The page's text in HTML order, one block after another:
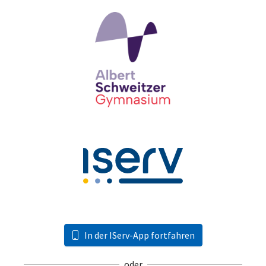
In der IServ-App fortfahren